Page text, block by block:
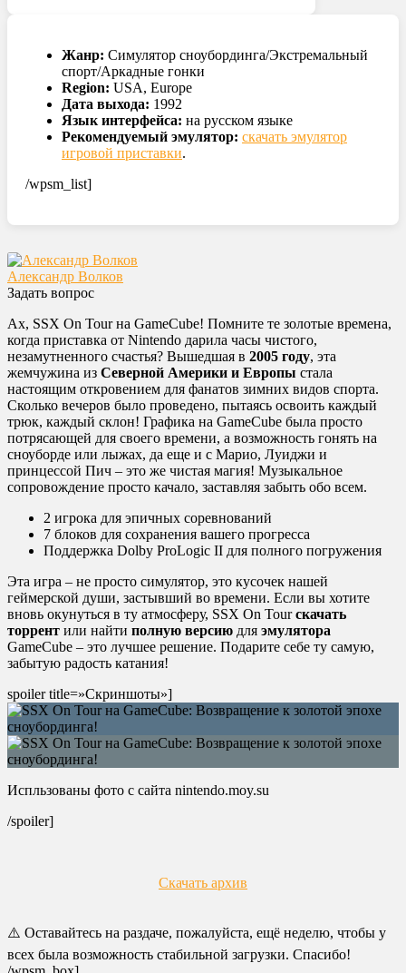
Жанр: Симулятор сноубординга/Экстремальный
спорт/Аркадные гонки
Region: USA, Europe
Дата выхода: 1992
Язык интерфейса: на русском языке
Рекомендуемый эмулятор: скачать эмулятор
игровой приставки.
/wpsm_list]
Александр Волков
Задать вопрос
Ах, SSX On Tour на GameCube! Помните те золотые времена,
когда приставка от Nintendo дарила часы чистого,
незамутненного счастья? Вышедшая в 2005 году, эта
жемчужина из Северной Америки и Европы стала
настоящим откровением для фанатов зимних видов спорта.
Сколько вечеров было проведено, пытаясь освоить каждый
трюк, каждый склон! Графика на GameCube была просто
потрясающей для своего времени, а возможность гонять на
сноуборде или лыжах, да еще и с Марио, Луиджи и
принцессой Пич – это же чистая магия! Музыкальное
сопровождение просто качало, заставляя забыть обо всем.
2 игрока для эпичных соревнований
7 блоков для сохранения вашего прогресса
Поддержка Dolby ProLogic II для полного погружения
Эта игра – не просто симулятор, это кусочек нашей
геймерской души, застывший во времени. Если вы хотите
вновь окунуться в ту атмосферу, SSX On Tourскачать
торрент или найти полную версию для эмулятора
GameCube – это лучшее решение. Подарите себе ту самую,
забытую радость катания!
spoiler title=»Скриншоты»]
Испльзованы фото с сайта nintendo.moy.su
/spoiler]
Скачать архив
⚠️ Оставайтесь на раздаче, пожалуйста, ещё неделю, чтобы у
всех была возможность стабильной загрузки. Спасибо!